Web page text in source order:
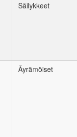
Säilykkeet
Äyrämöiset